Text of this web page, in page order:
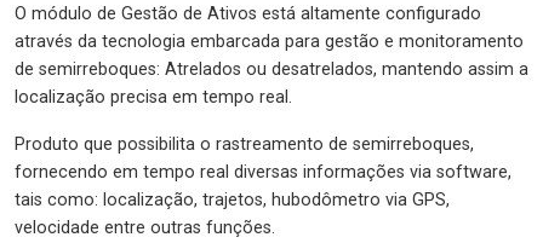
O módulo de Gestão de Ativos está altamente configurado
através da tecnologia embarcada para gestão e monitoramento
de semirreboques: Atrelados ou desatrelados, mantendo assim a
localização precisa em tempo real.
Produto que possibilita o rastreamento de semirreboques,
fornecendo em tempo real diversas informações via software,
tais como: localização, trajetos, hubodômetro via GPS,
velocidade entre outras funções.